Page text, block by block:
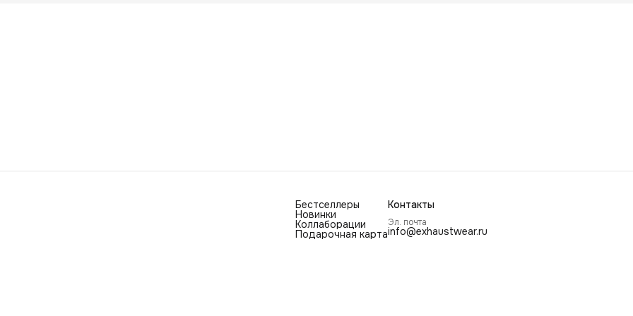
Бестселлеры
Новинки
Коллаборации
Подарочная карта
Контакты
Эл. почта
info@exhaustwear.ru